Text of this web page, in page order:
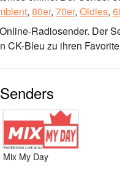
, 80er, 70er, Oldies,
Radiosender. Der
CK-Bleu zu ihren
Mix My Day